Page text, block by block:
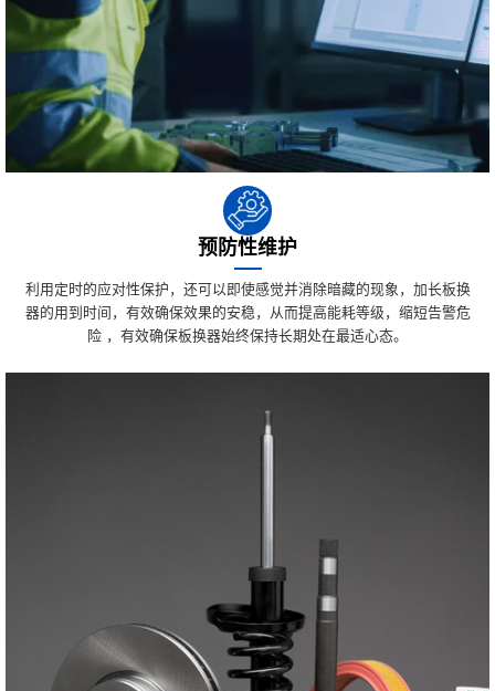
预防性维护
利用定时的应对性保护，还可以即使感觉并消除暗藏的现象，加长板换
器的用到时间，有效确保效果的安稳，从而提高能耗等级，缩短告警危
险 ，有效确保板换器始终保持长期处在最适心态。